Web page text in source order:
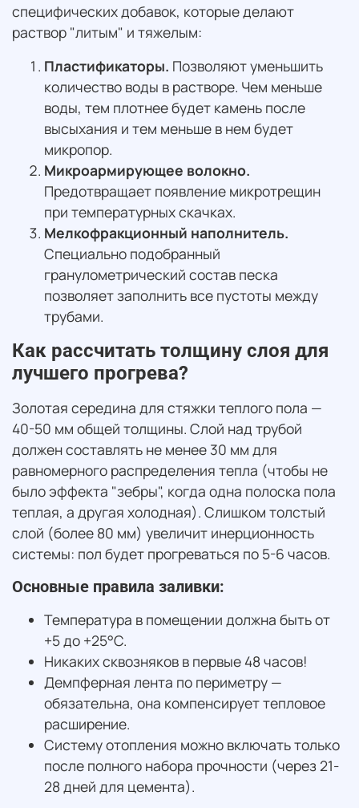
специфических добавок, которые делают
раствор "литым" и тяжелым:
Пластификаторы. Позволяют уменьшить
количество воды в растворе. Чем меньше
воды, тем плотнее будет камень после
высыхания и тем меньше в нем будет
микропор.
Микроармирующее волокно.
Предотвращает появление микротрещин
при температурных скачках.
Мелкофракционный наполнитель.
Специально подобранный
гранулометрический состав песка
позволяет заполнить все пустоты между
трубами.
Как рассчитать толщину слоя для
лучшего прогрева?
Золотая середина для стяжки теплого пола —
40-50 мм общей толщины. Слой над трубой
должен составлять не менее 30 мм для
равномерного распределения тепла (чтобы не
было эффекта "зебры", когда одна полоска пола
теплая, а другая холодная). Слишком толстый
слой (более 80 мм) увеличит инерционность
системы: пол будет прогреваться по 5-6 часов.
Основные правила заливки:
Температура в помещении должна быть от
+5 до +25°C.
Никаких сквозняков в первые 48 часов!
Демпферная лента по периметру —
обязательна, она компенсирует тепловое
расширение.
Систему отопления можно включать только
после полного набора прочности (через 21-
28 дней для цемента).